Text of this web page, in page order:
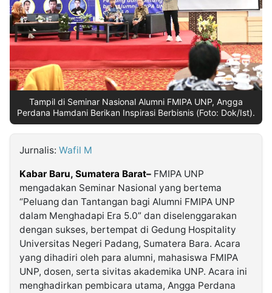
Follow
Kabarbaru
Kabarbaru.co
2026
Kabarbaru
Media
Holding
Tampil di Seminar Nasional Alumni FMIPA UNP, Angga
Perdana Hamdani Berikan Inspirasi Berbisnis (Foto: Dok/Ist).
Jurnalis: Wafil M
Kabar Baru, Sumatera Barat– FMIPA UNP
mengadakan Seminar Nasional yang bertema
“Peluang dan Tantangan bagi Alumni FMIPA UNP
dalam Menghadapi Era 5.0” dan diselenggarakan
dengan sukses, bertempat di Gedung Hospitality
Universitas Negeri Padang, Sumatera Bara. Acara
yang dihadiri oleh para alumni, mahasiswa FMIPA
UNP, dosen, serta sivitas akademika UNP. Acara ini
menghadirkan pembicara utama, Angga Perdana